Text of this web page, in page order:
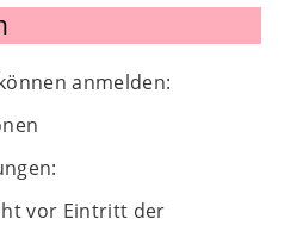
anmelden:
vor Eintritt der